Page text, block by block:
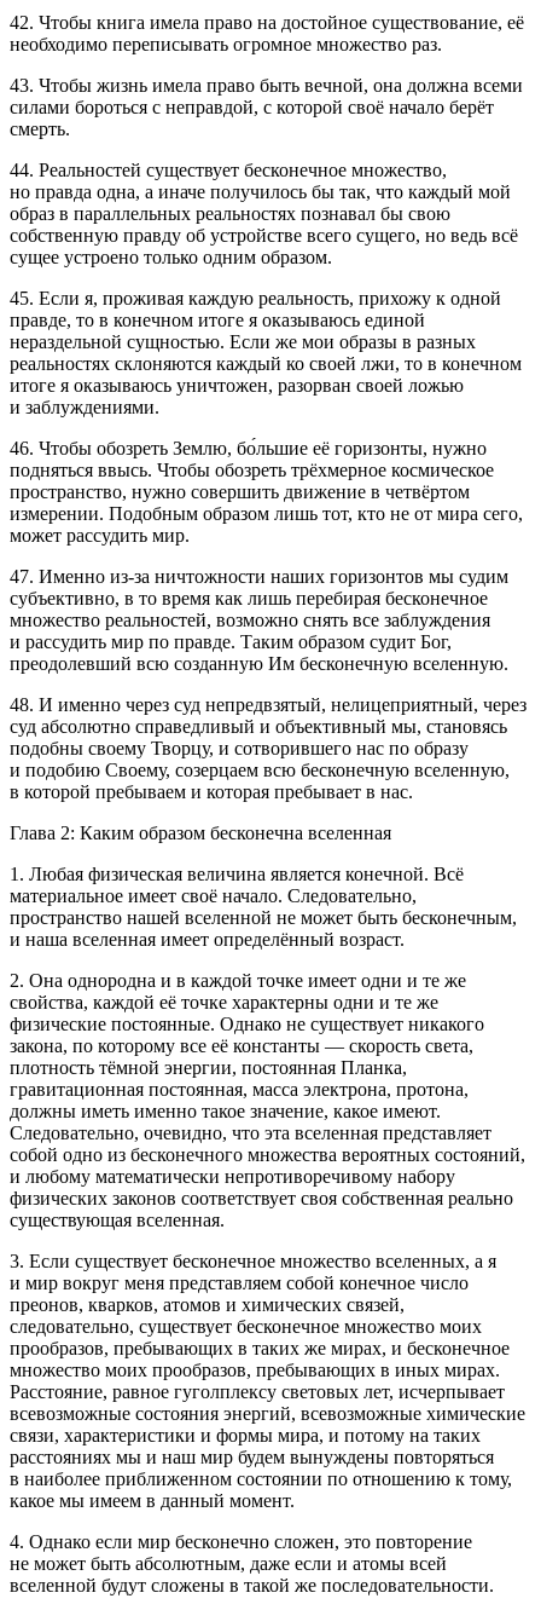
42. Чтобы книга имела право на достойное существование, её
необходимо переписывать огромное множество раз.
43. Чтобы жизнь имела право быть вечной, она должна всеми
силами бороться с неправдой, с которой своё начало берёт
смерть.
44. Реальностей существует бесконечное множество,
но правда одна, а иначе получилось бы так, что каждый мой
образ в параллельных реальностях познавал бы свою
собственную правду об устройстве всего сущего, но ведь всё
сущее устроено только одним образом.
45. Если я, проживая каждую реальность, прихожу к одной
правде, то в конечном итоге я оказываюсь единой
нераздельной сущностью. Если же мои образы в разных
реальностях склоняются каждый ко своей лжи, то в конечном
итоге я оказываюсь уничтожен, разорван своей ложью
и заблуждениями.
46. Чтобы обозреть Землю, бо́льшие её горизонты, нужно
подняться ввысь. Чтобы обозреть трёхмерное космическое
пространство, нужно совершить движение в четвёртом
измерении. Подобным образом лишь тот, кто не от мира сего,
может рассудить мир.
47. Именно из-за ничтожности наших горизонтов мы судим
субъективно, в то время как лишь перебирая бесконечное
множество реальностей, возможно снять все заблуждения
и рассудить мир по правде. Таким образом судит Бог,
преодолевший всю созданную Им бесконечную вселенную.
48. И именно через суд непредвзятый, нелицеприятный, через
суд абсолютно справедливый и объективный мы, становясь
подобны своему Творцу, и сотворившего нас по образу
и подобию Своему, созерцаем всю бесконечную вселенную,
в которой пребываем и которая пребывает в нас.
Глава 2: Каким образом бесконечна вселенная
1. Любая физическая величина является конечной. Всё
материальное имеет своё начало. Следовательно,
пространство нашей вселенной не может быть бесконечным,
и наша вселенная имеет определённый возраст.
2. Она однородна и в каждой точке имеет одни и те же
свойства, каждой её точке характерны одни и те же
физические постоянные. Однако не существует никакого
закона, по которому все её константы — скорость света,
плотность тёмной энергии, постоянная Планка,
гравитационная постоянная, масса электрона, протона,
должны иметь именно такое значение, какое имеют.
Следовательно, очевидно, что эта вселенная представляет
собой одно из бесконечного множества вероятных состояний,
и любому математически непротиворечивому набору
физических законов соответствует своя собственная реально
существующая вселенная.
3. Если существует бесконечное множество вселенных, а я
и мир вокруг меня представляем собой конечное число
преонов, кварков, атомов и химических связей,
следовательно, существует бесконечное множество моих
прообразов, пребывающих в таких же мирах, и бесконечное
множество моих прообразов, пребывающих в иных мирах.
Расстояние, равное гуголплексу световых лет, исчерпывает
всевозможные состояния энергий, всевозможные химические
связи, характеристики и формы мира, и потому на таких
расстояниях мы и наш мир будем вынуждены повторяться
в наиболее приближенном состоянии по отношению к тому,
какое мы имеем в данный момент.
4. Однако если мир бесконечно сложен, это повторение
не может быть абсолютным, даже если и атомы всей
вселенной будут сложены в такой же последовательности.